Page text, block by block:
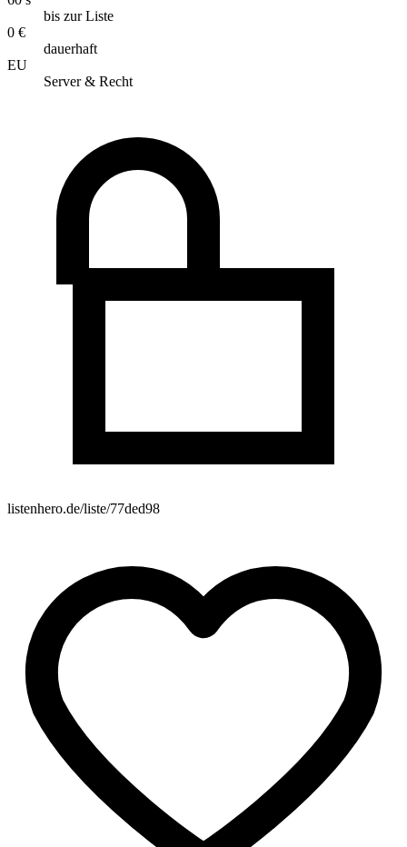
bis zur Liste
0 €
dauerhaft
EU
Server & Recht
listenhero.de/liste/77ded98